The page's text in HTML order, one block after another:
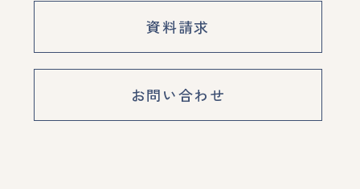
資料請求
お問い合わせ